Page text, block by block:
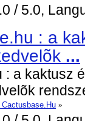
/ 5.0,
: a
...
: a kaktusz
»